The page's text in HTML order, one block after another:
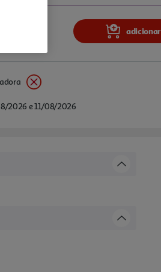
adicionar
2026 e 11/08/2026